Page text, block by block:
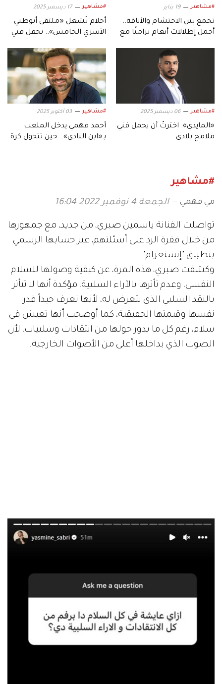
#مشاهير 19 يناير
تجمع بين الاحتشام والأناقة..
أجمل إطلالات أنغام تزامنًا مع
#مشاهير 17 ديسمبر 2025
أحلام تُشعل «ملتقى أبوظبي
الأسري الخامس».. بحفل فني
#مشاهير 06 ديسمبر 2025
«المايدي»: اخترتُ أن يحمل فني
ملامح بلادي
#مشاهير 03 أكتوبر 2025
أحمد فهمي يدخل الملعب
بـ«ابن النادي».. حين تتحول كرة
#مشاهير
مي فهمي الجمعة 4 نوفمبر 2022 16:04
تواصلت الفنانة ياسمين صبري، من جديد، مع جمهورها
من خلال فقرة الرد على أسئلتهم، عبر حسابها الرسمي
بتطبيق "إنستغرام".
وكشفت صبري، هذه المرة، عن كيفية وصولها للسلام
النفسي، وعدم تأثرها بالآراء السلبية، مؤكدة أنها لا تتأثر
بالنقد السلبي الذي تتعرض له، لأنها تعرف جيداً قدر
نفسها وقيمتها الحقيقية، كما أوضحت أنها تعيش في
سلام، رغم كل ما يدور حولها من انتقادات وسلبيات، لأن
الصوت الذي بداخلها أعلى من الأصوات الخارجية.